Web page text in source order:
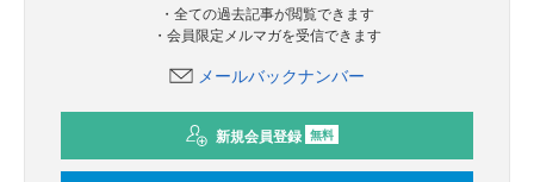
・全ての過去記事が閲覧できます
・会員限定メルマガを受信できます
メールバックナンバー
新規会員登録 無料